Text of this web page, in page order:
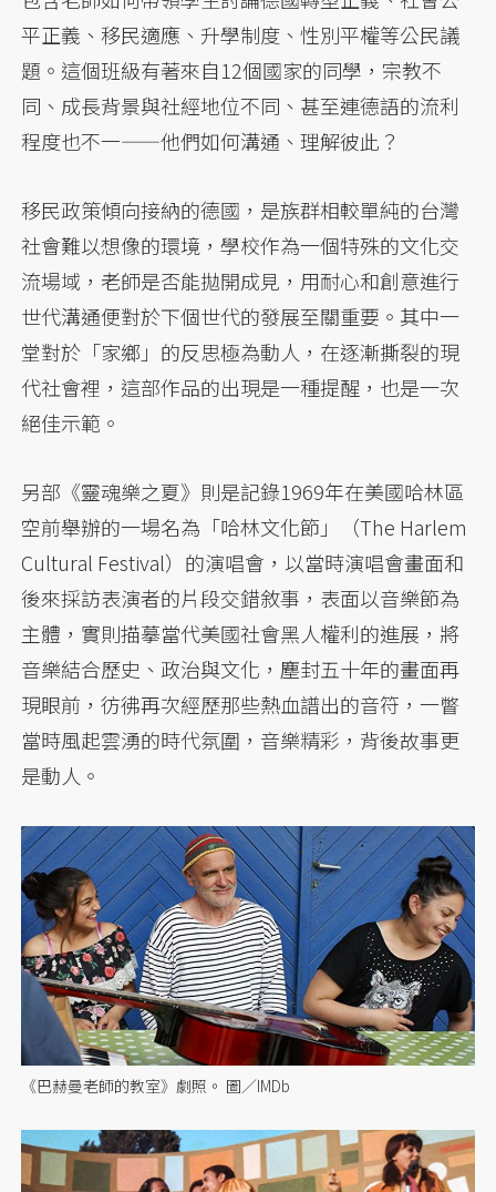
平正義、移民適應、升學制度、性別平權等公民議
題。這個班級有著來自12個國家的同學，宗教不
同、成長背景與社經地位不同、甚至連德語的流利
程度也不一——他們如何溝通、理解彼此？
移民政策傾向接納的德國，是族群相較單純的台灣
社會難以想像的環境，學校作為一個特殊的文化交
流場域，老師是否能拋開成見，用耐心和創意進行
世代溝通便對於下個世代的發展至關重要。其中一
堂對於「家鄉」的反思極為動人，在逐漸撕裂的現
代社會裡，這部作品的出現是一種提醒，也是一次
絕佳示範。
另部《靈魂樂之夏》則是記錄1969年在美國哈林區
空前舉辦的一場名為「哈林文化節」（The Harlem
Cultural Festival）的演唱會，以當時演唱會畫面和
後來採訪表演者的片段交錯敘事，表面以音樂節為
主體，實則描摹當代美國社會黑人權利的進展，將
音樂結合歷史、政治與文化，塵封五十年的畫面再
現眼前，彷彿再次經歷那些熱血譜出的音符，一瞥
當時風起雲湧的時代氛圍，音樂精彩，背後故事更
是動人。
《巴赫曼老師的教室》劇照。 圖／IMDb